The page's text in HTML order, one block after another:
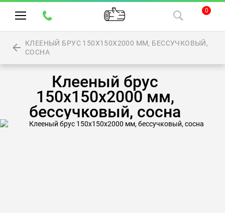
0
КЛЕЕНЫЙ БРУС 150Х150Х2000 ММ, БЕССУЧКОВЫЙ,
СОСНА
Клееный брус
150х150х2000 мм,
бессучковый, сосна